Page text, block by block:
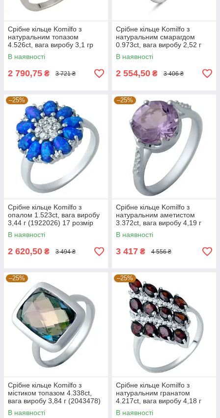
Срібне кільце Komilfo з
натуральним топазом
4.526ct, вага виробу 3,1 гр
(0461755) 18 розмір
В наявності
2 790,75 ₴ 3 721 ₴
Срібне кільце Komilfo з
натуральним смарагдом
0.973ct, вага виробу 2,52 г
(2127604) 17.5 розмір
В наявності
2 554,50 ₴ 3 406 ₴
–25%
Срібне кільце Komilfo з
опалом 1.523ct, вага виробу
3,44 г (1922026) 17 розмір
3.4, 18
В наявності
2 620,50 ₴ 3 494 ₴
–25%
Срібне кільце Komilfo з
натуральним аметистом
3.372ct, вага виробу 4,19 г
(1141069) 17.5 розмір 3.72,
18
В наявності
3 417 ₴ 4 556 ₴
–25%
Срібне кільце Komilfo з
містиком топазом 4.338ct,
вага виробу 3,84 г (2043478)
18 розмір
В наявності
–25%
Срібне кільце Komilfo з
натуральним гранатом
4.217ct, вага виробу 4,18 г
(1937990) 19 розмір
В наявності